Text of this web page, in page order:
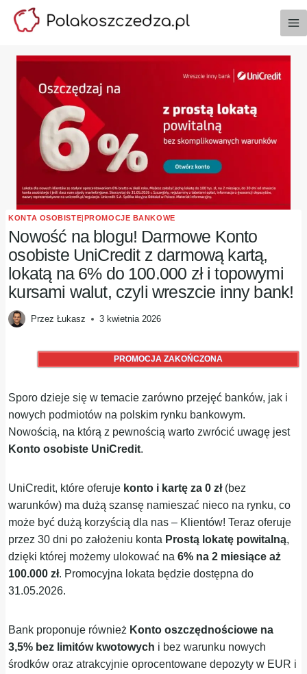
Przejdź
KONTA OSOBISTE|PROMOCJE BANKOWE
Nowość na blogu! Darmowe Konto
osobiste UniCredit z darmową kartą,
lokatą na 6% do 100.000 zł i topowymi
kursami walut, czyli wreszcie inny bank!
Przez Łukasz 3 kwietnia 2026
PROMOCJA ZAKOŃCZONA
Sporo dzieje się w temacie zarówno przejęć banków, jak i
nowych podmiotów na polskim rynku bankowym.
Nowością, na którą z pewnością warto zwrócić uwagę jest
Konto osobiste UniCredit.
UniCredit, które oferuje konto i kartę za 0 zł (bez
warunków) ma dużą szansę namieszać nieco na rynku, co
może być dużą korzyścią dla nas – Klientów! Teraz oferuje
przez 30 dni po założeniu konta Prostą lokatę powitalną,
dzięki której możemy ulokować na6% na 2 miesiące aż
100.000 zł. Promocyjna lokata będzie dostępna do
31.05.2026.
Bank proponuje również Konto oszczędnościowe na
3,5% bez limitów kwotowych i bez warunku nowych
środków oraz atrakcyjnie oprocentowane depozyty w EUR i